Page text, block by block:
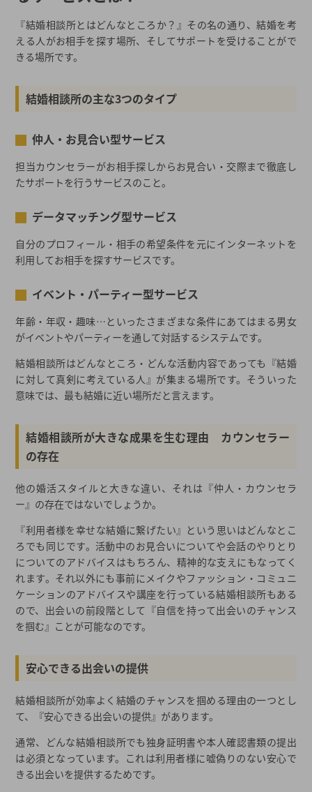
結婚相談所の利用における現実的な問題～理想の相手に出会え
る？～
理想の相手に出会うために心がけること
結婚相談所の昔のイメージ
いざ！結婚相談所の利用をスタートさせましょう！
人気の秘密！最近の結婚相談所の特徴とは…？
結婚相談所の特徴② 婚活仲間やカウンセラーの心強さ
結婚相談所の特徴③ こだわりに合った異性との出会い
最近の結婚相談所の特徴～まとめ～
結婚相談所の連盟って何？
どんな結婚相談所も連盟に加盟している?!
結婚相談所への入会時に連盟は気にした方が良いのか？
デメリットを知り、結婚相談所をより身近なものに…
結婚相談所のミスマッチ！
各種書類の提出は手間？
気になる結婚相談所の費用対効果
気軽さには要注意！合コン
スマートにお相手探しを成功させるコツは、限定して相手を選ぶ
条件やこだわりを限定した出会いが可能！
変わりゆく結婚相談所の形
限定して出会える場所 結婚相談所～まとめ～
現状の生活に満足、だけどパートナーがいればより充実！～結婚
相談所の利用～
結婚相談所を利用する理由
どんな人でも結婚できる？この答えがみつかる！結婚相談所の確
結婚相談所ってどんな人が利用しているの…？
どんな人でも結婚を身近なものへと変える！～結婚相談所のメリ
ット～
ルックスに自信がない人でも結婚相談所で成婚できる？
『結婚相談所とはどんなところか？』その名の通り、結婚を考
える人がお相手を探す場所、そしてサポートを受けることがで
きる場所です。
結婚相談所の主な3つのタイプ
仲人・お見合い型サービス
担当カウンセラーがお相手探しからお見合い・交際まで徹底し
たサポートを行うサービスのこと。
データマッチング型サービス
自分のプロフィール・相手の希望条件を元にインターネットを
利用してお相手を探すサービスです。
イベント・パーティー型サービス
年齢・年収・趣味…といったさまざまな条件にあてはまる男女
がイベントやパーティーを通して対話するシステムです。
結婚相談所はどんなところ・どんな活動内容であっても『結婚
に対して真剣に考えている人』が集まる場所です。そういった
意味では、最も結婚に近い場所だと言えます。
結婚相談所が大きな成果を生む理由 カウンセラー
の存在
他の婚活スタイルと大きな違い、それは『仲人・カウンセラ
ー』の存在ではないでしょうか。
『利用者様を幸せな結婚に繋げたい』という思いはどんなとこ
ろでも同じです。活動中のお見合いについてや会話のやりとり
についてのアドバイスはもちろん、精神的な支えにもなってく
れます。それ以外にも事前にメイクやファッション・コミュニ
ケーションのアドバイスや講座を行っている結婚相談所もある
ので、出会いの前段階として『自信を持って出会いのチャンス
を掴む』ことが可能なのです。
安心できる出会いの提供
結婚相談所が効率よく結婚のチャンスを掴める理由の一つとし
て、『安心できる出会いの提供』があります。
通常、どんな結婚相談所でも独身証明書や本人確認書類の提出
は必須となっています。これは利用者様に嘘偽りのない安心で
きる出会いを提供するためです。